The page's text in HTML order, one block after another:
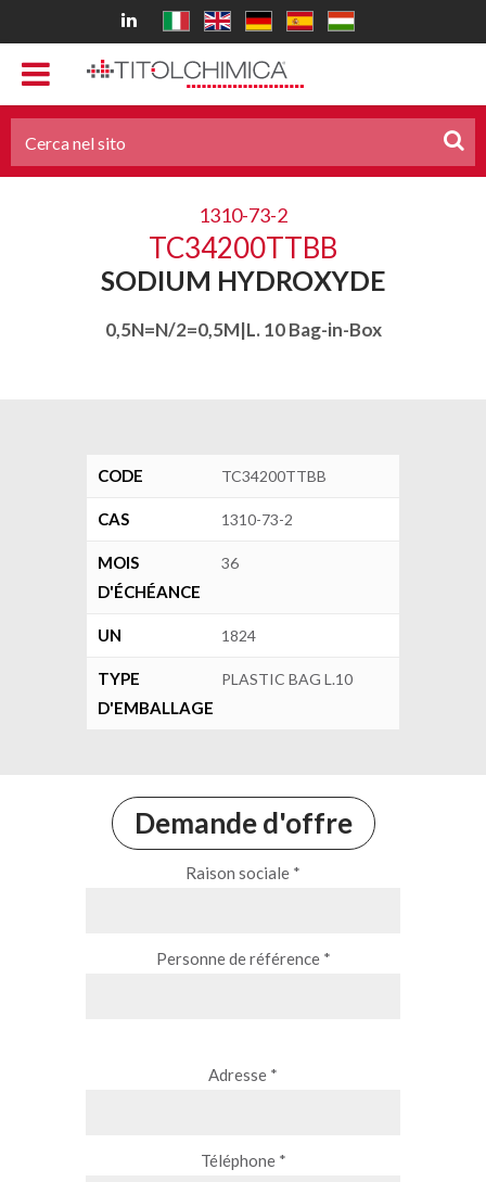
1310-73-2
TC34200TTBB
SODIUM HYDROXYDE
0,5N=N/2=0,5M|L. 10 Bag-in-Box
CODE TC34200TTBB
CAS 1310-73-2
MOIS
D'ÉCHÉANCE
36
UN 1824
TYPE
D'EMBALLAGE
PLASTIC BAG L.10
Demande d'offre
Raison sociale *
Personne de référence *
Adresse *
Téléphone *